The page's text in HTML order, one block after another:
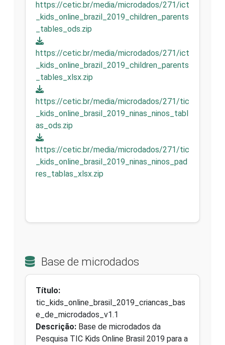
https://cetic.br/media/microdados/271/ict
_kids_online_brazil_2019_children_parents
_tables_ods.zip
https://cetic.br/media/microdados/271/ict
_kids_online_brazil_2019_children_parents
_tables_xlsx.zip
https://cetic.br/media/microdados/271/tic
_kids_online_brasil_2019_ninas_ninos_tabl
as_ods.zip
https://cetic.br/media/microdados/271/tic
_kids_online_brasil_2019_ninas_ninos_pad
res_tablas_xlsx.zip
Base de microdados
Título:
tic_kids_online_brasil_2019_criancas_bas
e_de_microdados_v1.1
Descrição: Base de microdados da
Pesquisa TIC Kids Online Brasil 2019 para a